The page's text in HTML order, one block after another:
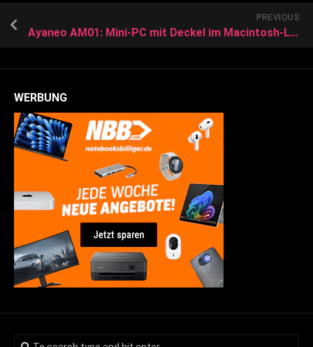
PREVIOUS
Ayaneo AM01: Mini-PC mit Deckel im Macintosh-Look & AMD Ryzen-CPUs
WERBUNG